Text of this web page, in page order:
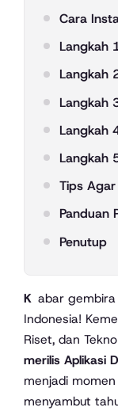
Cara
Langkah
Langkah
Langkah
Langkah
Langkah
Tips
Panduan
Penutup
Kabar gembira bagi seluruh operator sekolah di
Indonesia!
Riset, dan
merilis Aplikasi
menjadi
menyambut